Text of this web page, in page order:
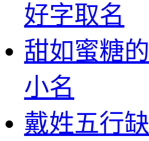
好字取名
甜如蜜糖
小名
戴姓五行